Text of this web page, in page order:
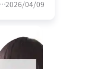
2026/04/09